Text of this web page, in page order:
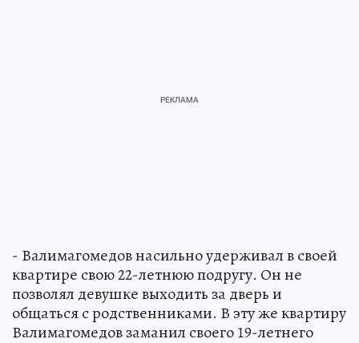
- Валимагомедов насильно удерживал в своей
квартире свою 22-летнюю подругу. Он не
позволял девушке выходить за дверь и
общаться с родственниками. В эту же квартиру
Валимагомедов заманил своего 19-летнего